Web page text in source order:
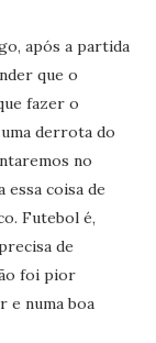
após a partida
que o
fazer o
derrota do
no
coisa de
Futebol é,
de
foi pior
e numa boa